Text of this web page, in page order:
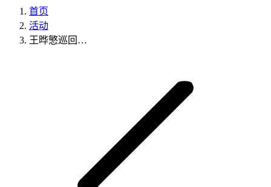
首页
活动
王晔慜巡回…
王晔慜巡回演奏会
盛夏乐章